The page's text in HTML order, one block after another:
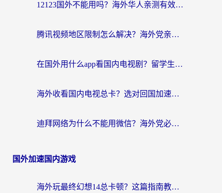
12123国外不能用吗？海外华人亲测有效的回国加速方案来了
腾讯视频地区限制怎么解决？海外党亲测有效的回国加速器选择指南
在国外用什么app看国内电视剧？留学生亲测有效的回国加速方案
海外收看国内电视总卡？选对回国加速器，让你流畅追《狂飙》《长相思》
迪拜网络为什么不能用微信？海外党必看的回国加速解决方案
国外加速国内游戏
海外玩最终幻想14总卡顿？这篇指南教你选对加速器（附非洲美国玩家实测）